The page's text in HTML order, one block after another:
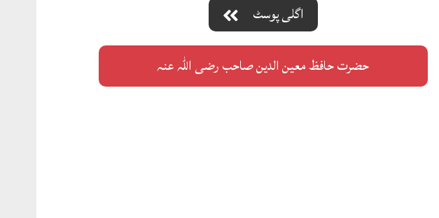
اگلی پوسٹ
حضرت حافظ معین الدین صاحب رضی اللہ عنہ